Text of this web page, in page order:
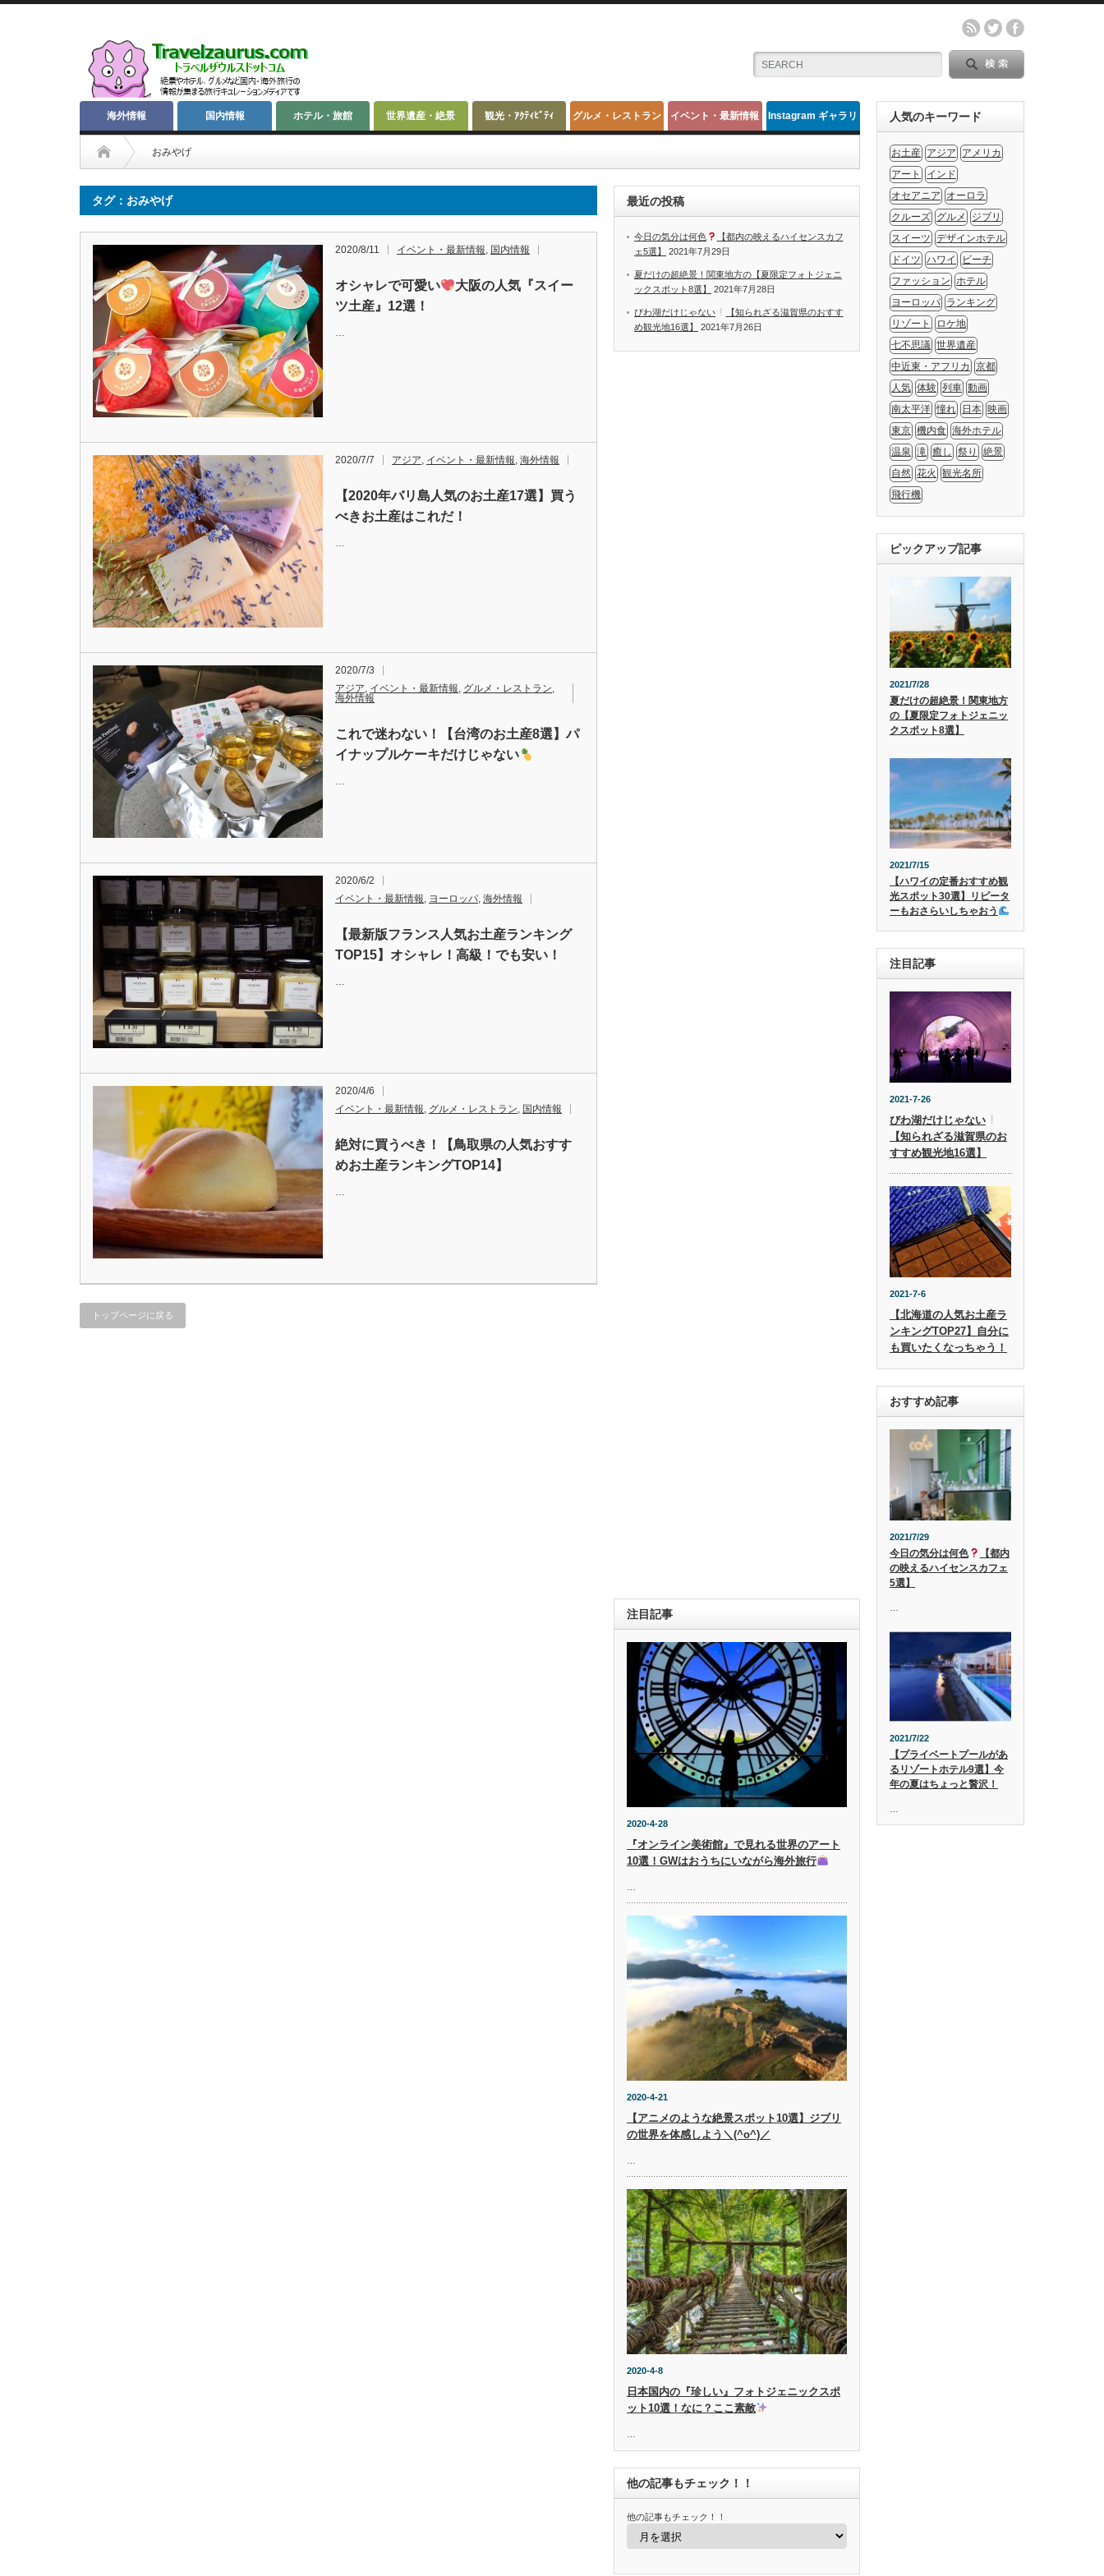
海外情報 国内情報 ホテル・旅館 世界遺産・絶景 観光・ｱｸﾃｨﾋﾞﾃｨ グルメ・レストラン イベント・最新情報 Instagram ギャラリ
おみやげ
タグ：おみやげ
2020/8/11 イベント・最新情報, 国内情報
オシャレで可愛い
大阪の人気『スイー
ツ土産』12選！
…
2020/7/7 アジア, イベント・最新情報, 海外情報
【2020年バリ島人気のお土産17選】買う
べきお土産はこれだ！
…
2020/7/3
アジア, イベント・最新情報, グルメ・レストラン,
海外情報
これで迷わない！【台湾のお土産8選】パ
イナップルケーキだけじゃない
…
2020/6/2
イベント・最新情報, ヨーロッパ, 海外情報
【最新版フランス人気お土産ランキング
TOP15】オシャレ！高級！でも安い！
…
2020/4/6
イベント・最新情報, グルメ・レストラン, 国内情報
絶対に買うべき！【鳥取県の人気おすす
めお土産ランキングTOP14】
…
トップページに戻る
最近の投稿
今日の気分は何色
【都内の映えるハイセンスカフ
ェ5選】
2021年7月29日
夏だけの超絶景！関東地方の【夏限定フォトジェニ
ックスポット8選】
2021年7月28日
びわ湖だけじゃない
【知られざる滋賀県のおすす
め観光地16選】
2021年7月26日
注目記事
2020-4-28
『オンライン美術館』で見れる世界のアート
10選！GWはおうちにいながら海外旅行
2020-4-21
【アニメのような絶景スポット10選】ジブリ
の世界を体感しよう＼(^o^)／
2020-4-8
日本国内の『珍しい』フォトジェニックスポ
ット10選！なに？ここ素敵
他の記事もチェック！！
他の記事もチェック！！
人気のキーワード
お土産 アジア
アメリカ
アート
インド
オセアニア
オーロラ
クルーズ グルメ
ジブリ
スイーツ デザインホテル
ドイツ ハワイ
ビーチ
ファッション ホテル
ヨーロッパ ランキング
リゾート
ロケ地
七不思議 世界遺産
中近東・アフリカ
京都
人気 体験 列車 動画
南太平洋 憧れ 日本 映画
東京 機内食 海外ホテル
温泉 滝 癒し 祭り
絶景
自然 花火
観光名所
飛行機
ピックアップ記事
2021/7/28
夏だけの超絶景！関東地方
の【夏限定フォトジェニッ
クスポット8選】
2021/7/15
【ハワイの定番おすすめ観
光スポット30選】リピータ
ーもおさらいしちゃおう
注目記事
2021-7-26
びわ湖だけじゃない
【知られざる滋賀県のお
すすめ観光地16選】
2021-7-6
【北海道の人気お土産ラ
ンキングTOP27】自分に
も買いたくなっちゃう！
おすすめ記事
2021/7/29
今日の気分は何色
【都内
の映えるハイセンスカフェ
5選】
2021/7/22
【プライベートプールがあ
るリゾートホテル9選】今
年の夏はちょっと贅沢！